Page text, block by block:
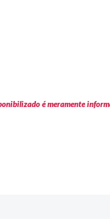
é meramente